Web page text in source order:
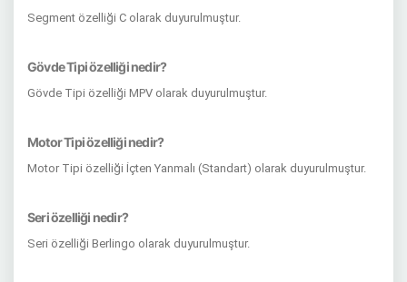
Segment özelliği C olarak duyurulmuştur.
Gövde Tipi özelliği nedir?
Gövde Tipi özelliği MPV olarak duyurulmuştur.
Motor Tipi özelliği nedir?
Motor Tipi özelliği İçten Yanmalı (Standart) olarak duyurulmuştur.
Seri özelliği nedir?
Seri özelliği Berlingo olarak duyurulmuştur.